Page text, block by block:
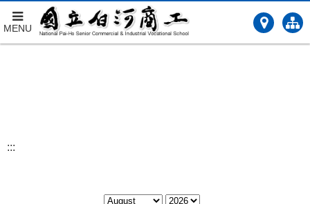
跳
MENU
:::